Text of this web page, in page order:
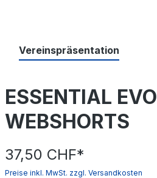
Vereinspräsentation
ESSENTIAL EVO
WEBSHORTS
37,50 CHF*
Preise inkl. MwSt. zzgl. Versandkosten